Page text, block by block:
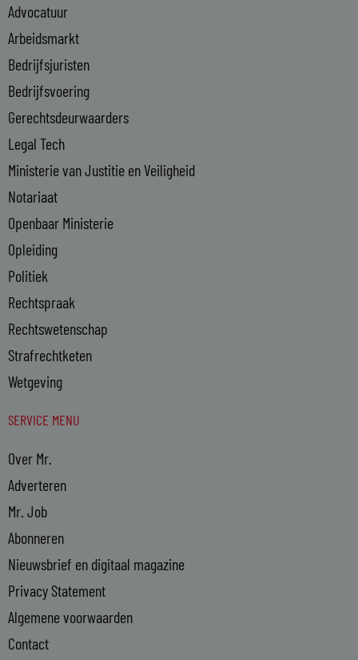
d
i
n
-
i
n
Advocatuur
Arbeidsmarkt
Bedrijfsjuristen
Bedrijfsvoering
Gerechtsdeurwaarders
Legal Tech
Ministerie van Justitie en Veiligheid
Notariaat
Openbaar Ministerie
Opleiding
Politiek
Rechtspraak
Rechtswetenschap
Strafrechtketen
Wetgeving
SERVICE MENU
Over Mr.
Adverteren
Mr. Job
Abonneren
Nieuwsbrief en digitaal magazine
Privacy Statement
Algemene voorwaarden
Contact